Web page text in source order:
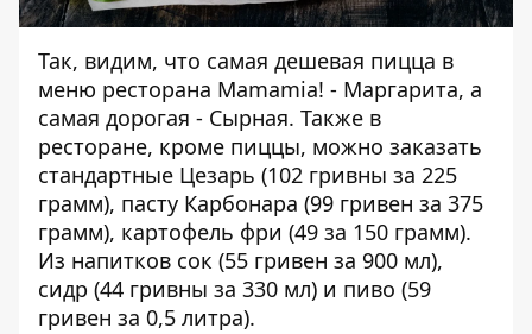
Так, видим, что самая дешевая пицца в
меню ресторана Mamamia! - Маргарита, а
самая дорогая - Сырная. Также в
ресторане, кроме пиццы, можно заказать
стандартные Цезарь (102 гривны за 225
грамм), пасту Карбонара (99 гривен за 375
грамм), картофель фри (49 за 150 грамм).
Из напитков сок (55 гривен за 900 мл),
сидр (44 гривны за 330 мл) и пиво (59
гривен за 0,5 литра).